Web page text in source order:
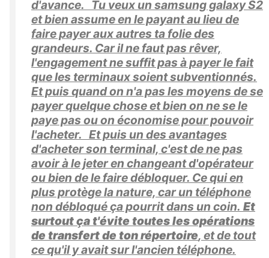
d'avance. Tu veux un samsung galaxy S2
et bien assume en le payant au lieu de
faire payer aux autres ta folie des
grandeurs. Car il ne faut pas rêver,
l'engagement ne suffit pas à payer le fait
que les terminaux soient subventionnés.
Et puis quand on n'a pas les moyens de se
payer quelque chose et bien on ne se le
paye pas ou on économise pour pouvoir
l'acheter. Et puis un des avantages
d'acheter son terminal, c'est de ne pas
avoir à le jeter en changeant d'opérateur
ou bien de le faire débloquer. Ce qui en
plus protège la nature, car un téléphone
non débloqué ça pourrit dans un coin. Et
surtout ça t'évite toutes les opérations
de transfert de ton répertoire, et de tout
ce qu'il y avait sur l'ancien téléphone.